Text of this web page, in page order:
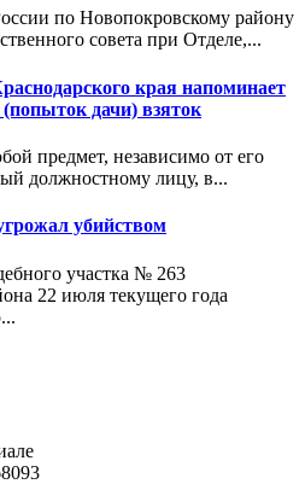
по Новопокровскому району
совета при Отделе,...
края напоминает
дачи) взяток
предмет, независимо от его
должностному лицу, в...
убийством
участка № 263
22 июля текущего года